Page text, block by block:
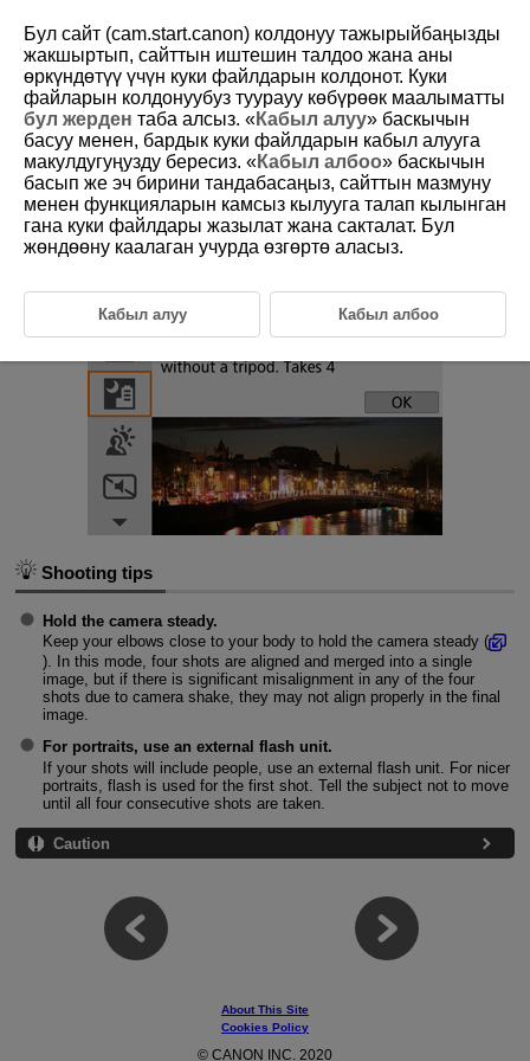
D101-037
Handheld Night Scene Mode
] (Handheld Night Scene) mode enables handheld shooting for night
scenes. In this shooting mode, four shots are taken consecutively for
each picture, and the resulting image with reduced camera shake is
recorded.
Shooting tips
Hold the camera steady.
Keep your elbows close to your body to hold the camera steady (
). In this mode, four shots are aligned and merged into a single
image, but if there is significant misalignment in any of the four
shots due to camera shake, they may not align properly in the final
image.
For portraits, use an external flash unit.
If your shots will include people, use an external flash unit. For nicer
portraits, flash is used for the first shot. Tell the subject not to move
until all four consecutive shots are taken.
Caution
About This Site
Cookies Policy
© CANON INC. 2020
Бул сайт (cam.start.canon) колдонуу тажырыйбаңызды
жакшыртып, сайттын иштешин талдоо жана аны
өркүндөтүү үчүн куки файлдарын колдонот. Куки
файларын колдонуубуз туурауу көбүрөөк маалыматты
бул жерден таба алсыз. «Кабыл алуу» баскычын
басуу менен, бардык куки файлдарын кабыл алууга
макулдугуңузду бересиз. «Кабыл албоо» баскычын
басып же эч бирини тандабасаңыз, сайттын мазмуну
менен функцияларын камсыз кылууга талап кылынган
гана куки файлдары жазылат жана сакталат. Бул
жөндөөну каалаган учурда өзгөртө аласыз.
Кабыл алуу Кабыл албоо